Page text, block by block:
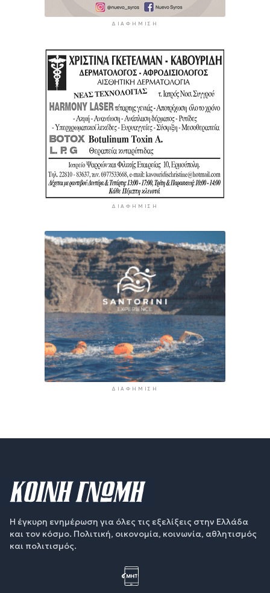
ΔΙΑΦΉΜΙΣΗ
ΔΙΑΦΉΜΙΣΗ
ΔΙΑΦΉΜΙΣΗ
Η έγκυρη ενημέρωση για όλες τις εξελίξεις στην Ελλάδα
και τον κόσμο. Πολιτική, οικονομία, κοινωνία, αθλητισμός
και πολιτισμός.